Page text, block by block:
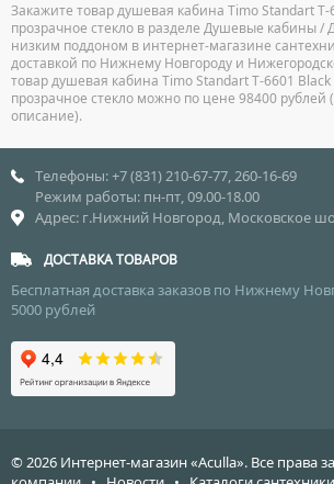
Закажите товар душевая кабина Timo Standart T-
прозрачное стекло в разделе Душевые кабины /
низким поддоном в интернет-магазине
доставкой по Нижнему Новгороду и
товар душевая кабина Timo Standart T-6601
прозрачное стекло можно по цене 98400 рублей
описание).
Телефоны: +7 (831) 210-67-77, 260-16-69
Режим работы: пн-пт, 09.00-18.00
Адрес: г.Нижний Новгород, Московское
ДОСТАВКА ТОВАРОВ
Бесплатная доставка заказов по Нижнему
5000 рублей
© 2026 Интернет-магазин «Aculla». Все